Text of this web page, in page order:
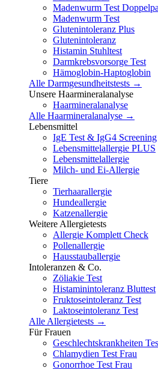
Madenwurm Test
Madenwurm Test
Glutenintoleranz Plus
Glutenintoleranz
Histamin Stuhltest
Darmkrebsvorsorge Test
Hämoglobin-Haptoglobin
Alle Darmgesundheitstests →
Unsere Haarmineralanalyse
Haarmineralanalyse
Alle Haarmineralanalyse →
Lebensmittel
IgE Test & IgG4 Screening
Lebensmittelallergie PLUS
Lebensmittelallergie
Milch- und Ei-Allergie
Tiere
Tierhaarallergie
Hundeallergie
Katzenallergie
Weitere Allergietests
Allergie Komplett Check
Pollenallergie
Hausstauballergie
Intoleranzen & Co.
Zöliakie Test
Histaminintoleranz Bluttest
Fruktoseintoleranz Test
Laktoseintoleranz Test
Alle Allergietests →
Für Frauen
Geschlechtskrankheiten
Chlamydien Test Frau
Gonorrhoe Test Frau